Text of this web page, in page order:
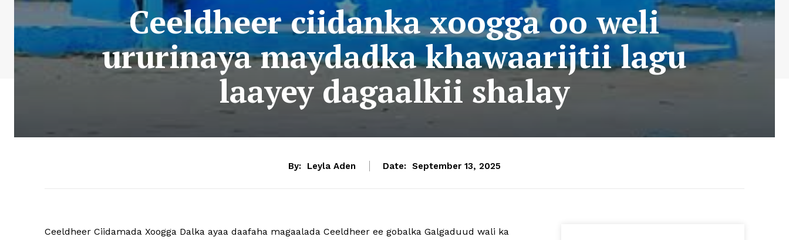
Ceeldheer ciidanka xoogga oo weli
ururinaya maydadka khawaarijtii lagu
laayey dagaalkii shalay
By: Leyla Aden Date: September 13, 2025
Ceeldheer Ciidamada Xoogga Dalka ayaa daafaha magaalada Ceeldheer ee gobalka Galgaduud wali ka